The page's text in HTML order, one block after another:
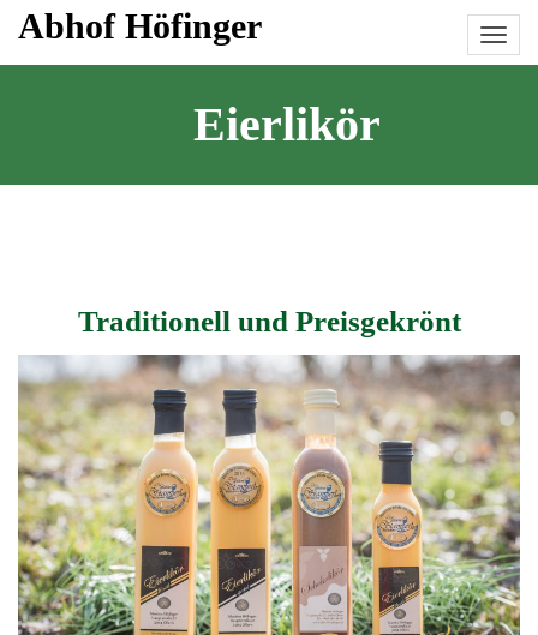
SkipAbhof Höfinger
Eierlikör
Traditionell und Preisgekrönt